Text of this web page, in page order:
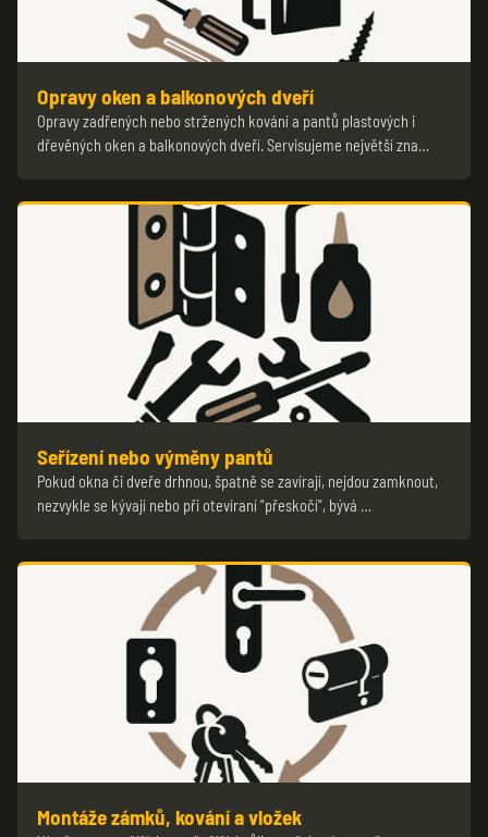
Opravy oken a balkonových dveří
Opravy zadřených nebo stržených kování a pantů plastových i
dřevěných oken a balkonových dveří. Servisujeme největší zna…
Seřízení nebo výměny pantů
Pokud okna či dveře drhnou, špatně se zavírají, nejdou zamknout,
nezvykle se kývají nebo při otevíraní "přeskočí", bývá …
Montáže zámků, kování a vložek